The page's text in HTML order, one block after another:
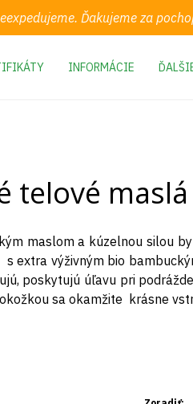
Ďakujeme za
INFORMÁCIE
telové maslá
maslom a kúzelnou silou
extra výživným bio
poskytujú úľavu pri
sa okamžite krásne